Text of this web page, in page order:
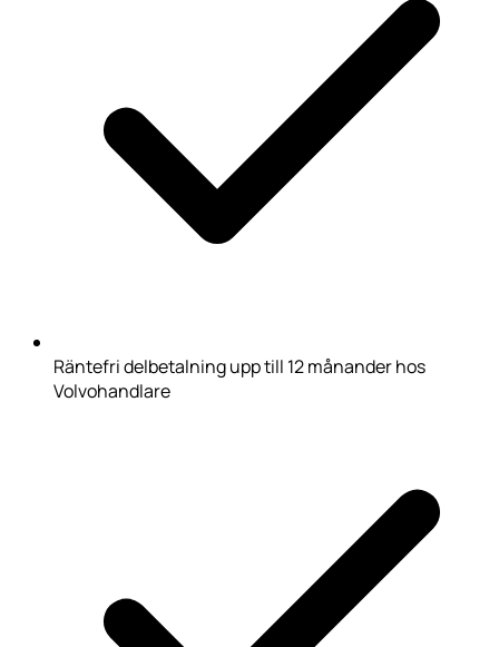
Räntefri delbetalning upp till 12 månander hos
Volvohandlare